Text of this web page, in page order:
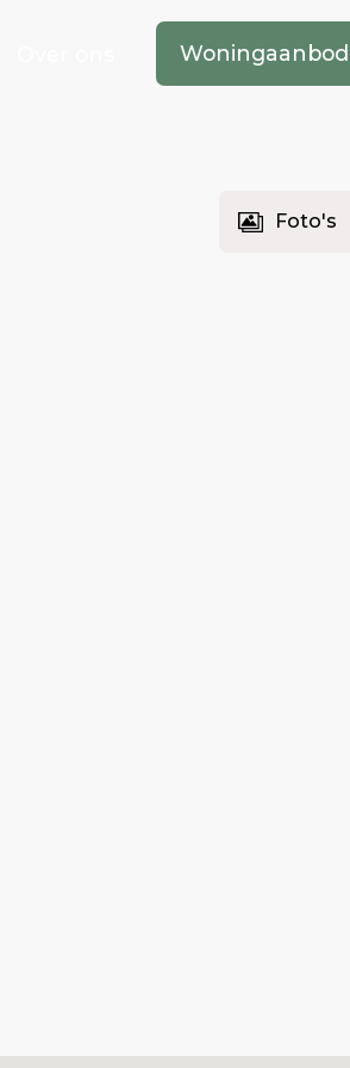
Woningaanbod
Foto's